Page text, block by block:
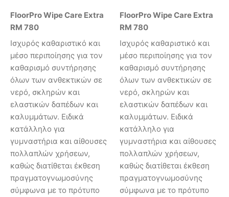
FloorPro Wipe Care Extra
RM 780
Ισχυρός καθαριστικό και
μέσο περιποίησης για τον
καθαρισμό συντήρησης
όλων των ανθεκτικών σε
νερό, σκληρών και
ελαστικών δαπέδων και
καλυμμάτων. Ειδικά
κατάλληλο για
γυμναστήρια και αίθουσες
πολλαπλών χρήσεων,
καθώς διατίθεται έκθεση
πραγματογνωμοσύνης
σύμφωνα με το πρότυπο
FloorPro Wipe Care Extra
RM 780
Ισχυρός καθαριστικό και
μέσο περιποίησης για τον
καθαρισμό συντήρησης
όλων των ανθεκτικών σε
νερό, σκληρών και
ελαστικών δαπέδων και
καλυμμάτων. Ειδικά
κατάλληλο για
γυμναστήρια και αίθουσες
πολλαπλών χρήσεων,
καθώς διατίθεται έκθεση
πραγματογνωμοσύνης
σύμφωνα με το πρότυπο